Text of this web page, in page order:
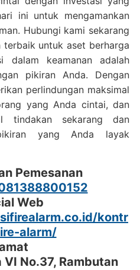
ini untuk mengamankan
Hubungi kami sekarang
untuk aset berharga
dalam keamanan adalah
pikiran Anda. Dengan
perlindungan maksimal
yang Anda cintai, dan
tindakan sekarang dan
yang Anda layak
Pemesanan
Web
kontr
alarm/
No.37, Rambutan